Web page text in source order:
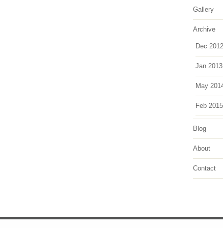
Gallery
Archive
Dec 2012
Jan 2013
May
Feb 2015
Blog
About
Contact